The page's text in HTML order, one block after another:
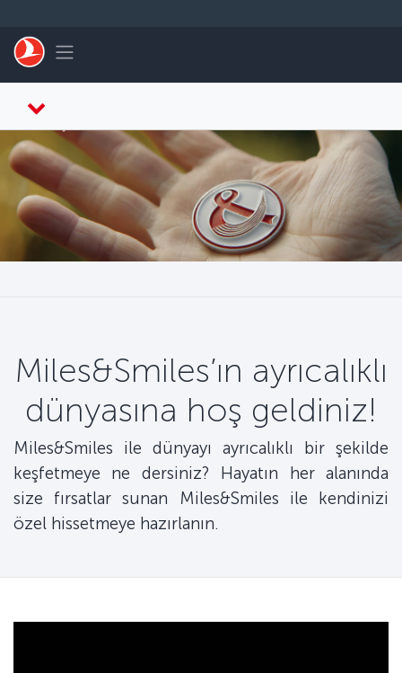
Toggle navigation
Miles&Smiles’ın ayrıcalıklı
dünyasına hoş geldiniz!
Miles&Smiles ile dünyayı ayrıcalıklı bir şekilde
keşfetmeye ne dersiniz? Hayatın her alanında
size fırsatlar sunan Miles&Smiles ile kendinizi
özel hissetmeye hazırlanın.